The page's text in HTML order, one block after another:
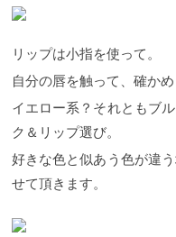
リップは小指を使って。
自分の唇を触って、確かめ
イエロー系？それともブ
ク＆リップ選び。
好きな色と似あう色が違
せて頂きます。